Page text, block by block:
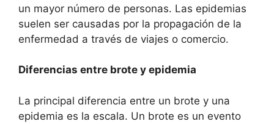
un mayor número de personas. Las epidemias
suelen ser causadas por la propagación de la
enfermedad a través de viajes o comercio.
Diferencias entre brote y epidemia
La principal diferencia entre un brote y una
epidemia es la escala. Un brote es un evento